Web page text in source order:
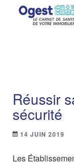
Réussir
sécurité
14 JUIN 2019
Les